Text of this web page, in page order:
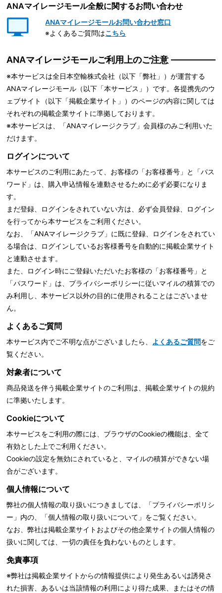
ANAマイレージモール全般に関するお問い合わせ
ANAマイレージモールお問い合わせ窓口
※よくあるご質問はこちら
ANAマイレージモールご利用上のご注意
※本サービスは全日本空輸株式会社（以下「弊社」）が運営する
ANAマイレージモール（以下「本サービス」）です。各提携先のウ
ェブサイト（以下「掲載企業サイト」）のページの内容に関しては
それぞれの掲載企業サイトに準拠しております。
※本サービスは、「ANAマイレージクラブ」会員様のみご利用いた
だけます。
ログインについて
本サービスのご利用にあたって、お客様の「お客様番号」と「パス
ワード」は、購入申込情報を連動させるために必ず必要になりま
す。
まだ登録、ログインをされていない方は、必ず会員登録、ログイン
を行ってから本サービスをご利用ください。
なお、「ANAマイレージクラブ」に既に登録、ログインをされてい
る場合は、ログインしているお客様番号を自動的に掲載企業サイト
と連動させます。
また、ログイン時にご登録いただいたお客様の「お客様番号」と
「パスワード」は、 プライバシーポリシーに従いマイルの積算での
み利用し、本サービス以外の目的に使用されることはございませ
ん。
よくあるご質問
本サービス内でご不明な点がございましたら、 よくあるご質問をご
覧ください。
対象者について
商品発送を伴う掲載企業サイトのご利用は、掲載企業サイトの規約
に準拠いたします。
Cookieについて
本サービスをご利用の際には、ブラウザのCookieの機能は、全て
有効とした上でご利用ください。
Cookieの設定を無効にされていると、マイルの積算ができない場
合がございます。
個人情報について
弊社の個人情報の取り扱いにつきましては、「プライバシーポリシ
ー」内の、「個人情報の取り扱いについて」をご覧ください。
なお、弊社は掲載企業サイトおよびその他企業サイトの個人情報の
扱いに関しては、一切の責任を負わないものとします。
免責事項
※弊社は掲載企業サイトからの情報提供により発生あるいは誘発さ
れた損害、あるいは当該情報の利用により得た成果、またはその情